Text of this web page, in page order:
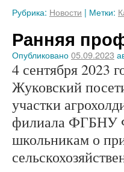
Рубрика: Новости | Метки:
Ранняя
Опубликовано05.09.2023
4 сентября 2023
Жуковский
участки
филиала ФГБНУ
школьникам о